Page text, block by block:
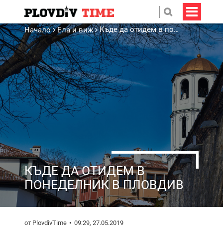
Начало Ела и виж Къде да отидем в понеделник в Пловдив
КЪДЕ ДА ОТИДЕМ В
ПОНЕДЕЛНИК В ПЛОВДИВ
от PlovdivTime 09:29, 27.05.2019